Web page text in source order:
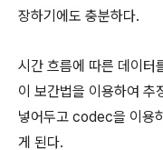
장하기에도 충분하다.
시간 흐름에 따른 데이
이 보간법을 이용하여 추
넣어두고 codec을 이용
게 된다.